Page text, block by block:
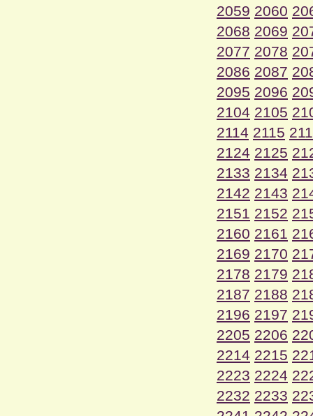
2059 2060
2068 2069
2077 2078
2086 2087
2095 2096
2104 2105
2114 2115
2124 2125
2133 2134
2142 2143
2151 2152
2160 2161
2169 2170
2178 2179
2187 2188
2196 2197
2205 2206
2214 2215
2223 2224
2232 2233